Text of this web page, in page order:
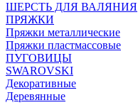
ШЕРСТЬ ДЛЯ ВАЛЯНИЯ
ПРЯЖКИ
Пряжки металлические
Пряжки пластмассовые
ПУГОВИЦЫ
SWAROVSKI
Декоративные
Деревянные